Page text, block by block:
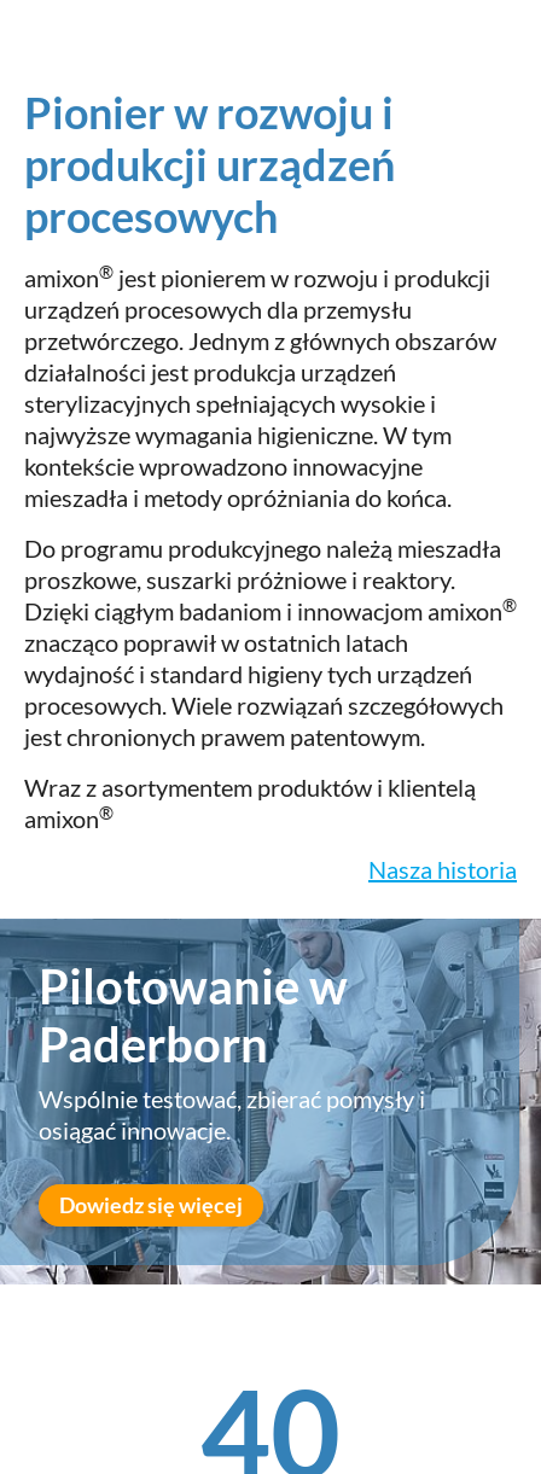
Pionier w rozwoju i
produkcji urządzeń
procesowych
amixon® jest pionierem w rozwoju i produkcji
urządzeń procesowych dla przemysłu
przetwórczego. Jednym z głównych obszarów
działalności jest produkcja urządzeń
sterylizacyjnych spełniających wysokie i
najwyższe wymagania higieniczne. W tym
kontekście wprowadzono innowacyjne
mieszadła i metody opróżniania do końca.
Do programu produkcyjnego należą mieszadła
proszkowe, suszarki próżniowe i reaktory.
Dzięki ciągłym badaniom i innowacjom amixon®
znacząco poprawił w ostatnich latach
wydajność i standard higieny tych urządzeń
procesowych. Wiele rozwiązań szczegółowych
jest chronionych prawem patentowym.
Wraz z asortymentem produktów i klientelą
amixon®
Nasza historia
Pilotowanie w
Paderborn
Wspólnie testować, zbierać pomysły i
osiągać innowacje.
Dowiedz się więcej
40